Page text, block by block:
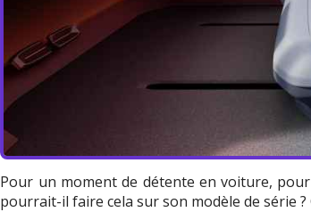
Pour un moment de détente en voiture,
pourrait-il faire cela sur son modèle de série ?